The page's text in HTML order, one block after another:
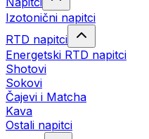
Izotonični napitci
RTD napitci
Energetski RTD napitci
Shotovi
Sokovi
Čajevi i Matcha
Kava
Ostali napitci